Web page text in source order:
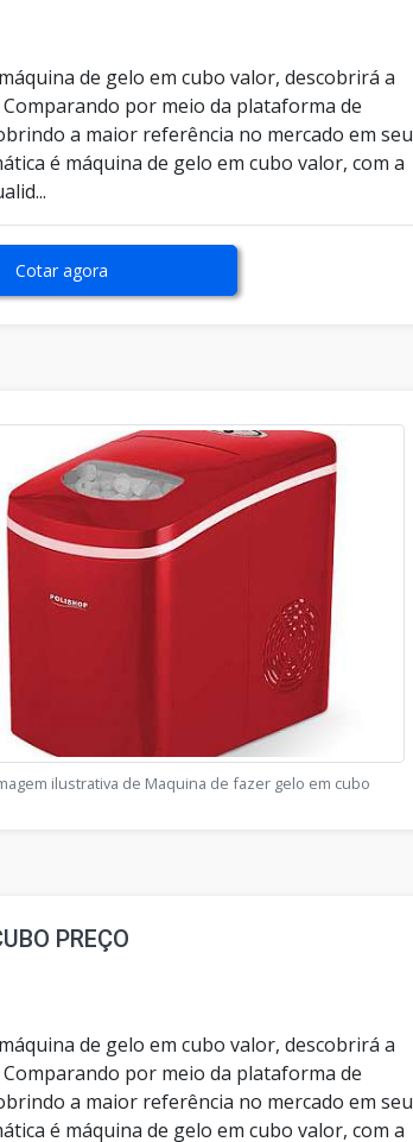
de gelo em cubo valor, descobrirá a
por meio da plataforma de
a maior referência no mercado em seu
é máquina de gelo em cubo valor, com a
Cotar agora
ilustrativa de Maquina de fazer gelo em cubo
PREÇO
de gelo em cubo valor, descobrirá a
por meio da plataforma de
a maior referência no mercado em seu
é máquina de gelo em cubo valor, com a